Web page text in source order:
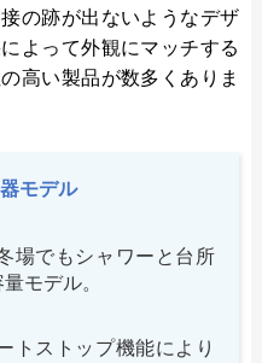
の跡が出ないようなデザ
よって外観にマッチする
高い製品が数多くありま
モデル
場でもシャワーと台所
モデル。
トストップ機能により